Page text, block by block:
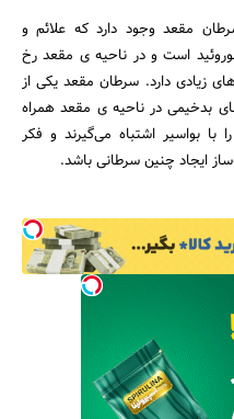
مقعد وجود دارد که علائم و
است و در ناحیه ی مقعد رخ
زیادی دارد. سرطان مقعد یکی از
بدخیمی در ناحیه ی مقعد همراه
با بواسیر اشتباه می‌گیرند و فکر
ایجاد چنین سرطانی باشد.